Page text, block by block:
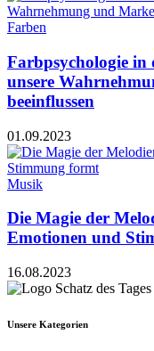
Farben
Farbpsychologie in
unsere
beeinflussen
01.09.2023
Musik
Die Magie der
Emotionen und
16.08.2023
Unsere Kategorien